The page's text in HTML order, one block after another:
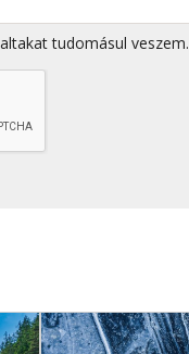
tudomásul veszem.